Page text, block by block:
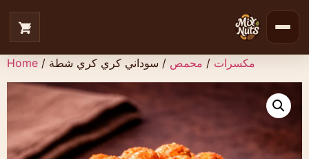
Home / مكسرات / محمص / سوداني كري كري شطة